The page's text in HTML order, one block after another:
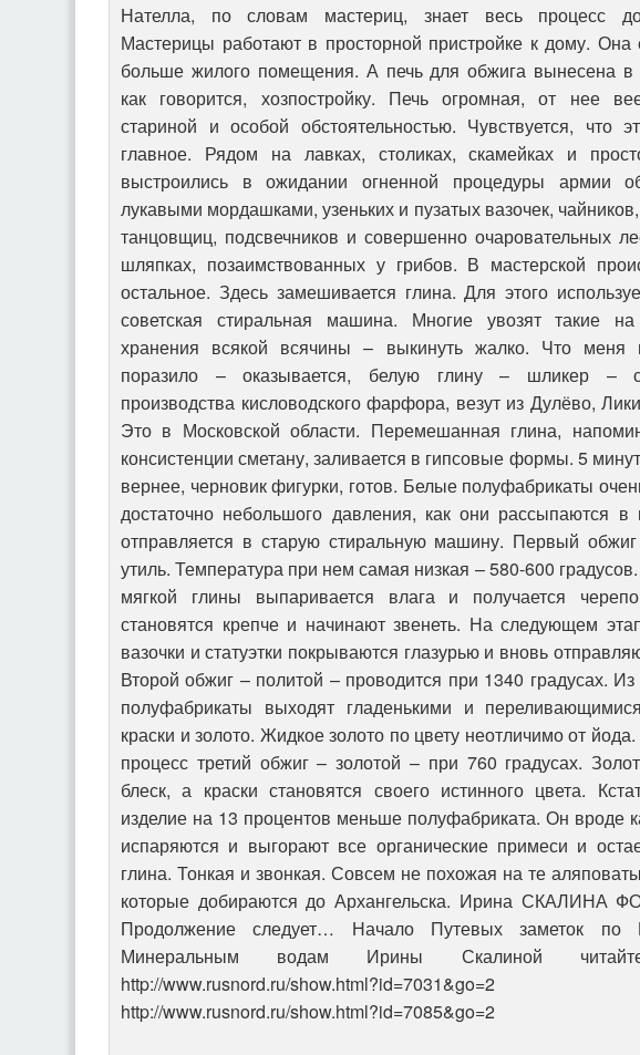
Нателла, по словам мастериц, знает весь процесс
Мастерицы работают в просторной пристройке к дому.
больше жилого помещения. А печь для обжига вынесена в
как говорится, хозпостройку. Печь огромная, от нее
стариной и особой обстоятельностью. Чувствуется, что
главное. Рядом на лавках, столиках, скамейках и
выстроились в ожидании огненной процедуры армии
лукавыми мордашками, узеньких и пузатых вазочек, чайников,
танцовщиц, подсвечников и совершенно очаровательных
шляпках, позаимствованных у грибов. В мастерской
остальное. Здесь замешивается глина. Для этого
советская стиральная машина. Многие увозят такие
хранения всякой всячины – выкинуть жалко. Что меня
поразило – оказывается, белую глину – шликер –
производства кисловодского фарфора, везут из Дулёво,
Это в Московской области. Перемешанная глина,
консистенции сметану, заливается в гипсовые формы. 5
вернее, черновик фигурки, готов. Белые полуфабрикаты
достаточно небольшого давления, как они рассыпаются в
отправляется в старую стиральную машину. Первый обжиг
утиль. Температура при нем самая низкая – 580-600
мягкой глины выпаривается влага и получается
становятся крепче и начинают звенеть. На следующем
вазочки и статуэтки покрываются глазурью и вновь
Второй обжиг – политой – проводится при 1340 градусах. Из
полуфабрикаты выходят гладенькими и
краски и золото. Жидкое золото по цвету неотличимо от
процесс третий обжиг – золотой – при 760 градусах.
блеск, а краски становятся своего истинного цвета.
изделие на 13 процентов меньше полуфабриката. Он вроде
испаряются и выгорают все органические примеси и
глина. Тонкая и звонкая. Совсем не похожая на те
которые добираются до Архангельска. Ирина СКАЛИНА
Продолжение следует… Начало Путевых заметок по
Минеральным водам Ирины Скалиной
http://www.rusnord.ru/show.html?id=7031&go=2
http://www.rusnord.ru/show.html?id=7085&go=2